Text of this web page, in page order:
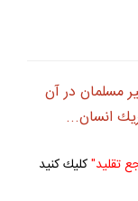
مسلمان در آن
انسان...
تقليد"كليك كنيد